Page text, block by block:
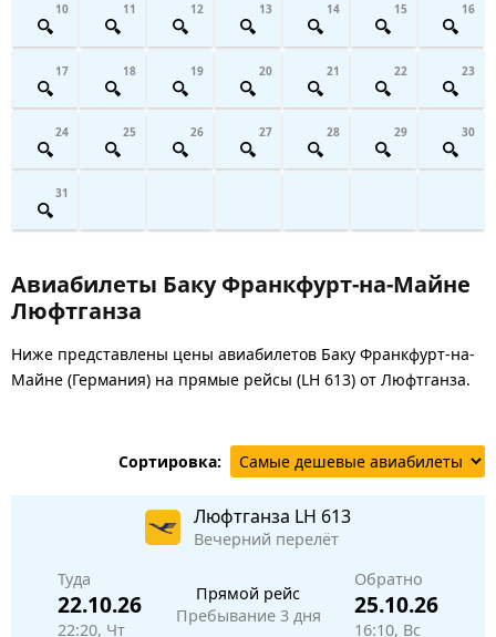
10 11 12 13 14 15 16
17 18 19 20 21 22 23
24 25 26 27 28 29 30
31
Авиабилеты Баку Франкфурт-на-Майне
Люфтганза
Ниже представлены цены авиабилетов Баку Франкфурт-на-
Майне (Германия) на прямые рейсы (LH 613) от Люфтганза.
Сортировка:
Люфтганза LH 613
Вечерний перелёт
Туда
22.10.26
22:20, Чт
Прямой рейс
Пребывание 3 дня
Обратно
25.10.26
16:10, Вс